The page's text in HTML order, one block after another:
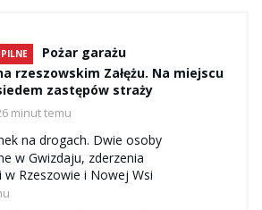
PILNE
Pożar garażu
rzeszowskim Załężu. Na miejscu
zastępów straży
minut temu
na drogach. Dwie osoby
w Gwizdaju, zderzenia
w Rzeszowie i Nowej Wsi